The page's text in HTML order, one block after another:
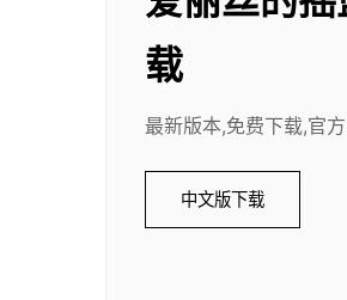
载
最新版本,免费下载,官
中文版下载